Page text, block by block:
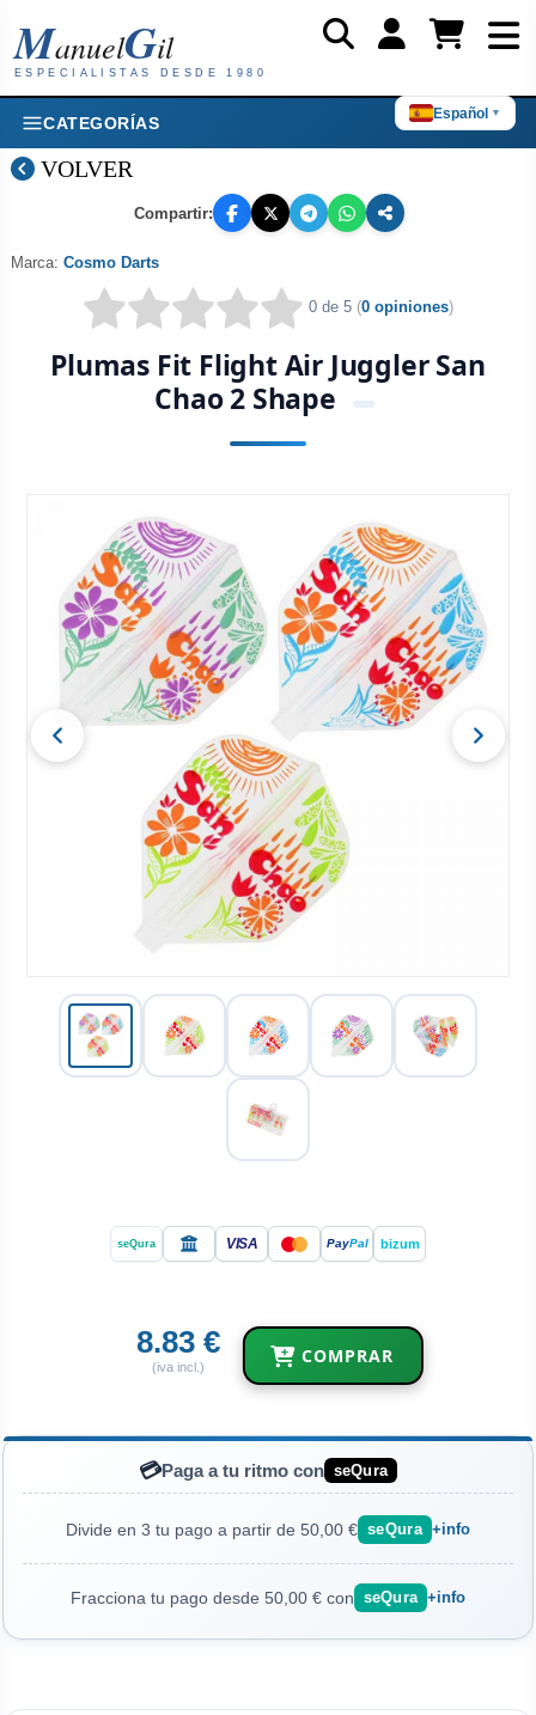
Español ▼
ManuelGil
ESPECIALISTAS DESDE 1980
CATEGORÍAS
VOLVER
Compartir:
seQura VISA PayPal bizum
8.83 €
(iva incl.) COMPRAR
💳Paga a tu ritmo con seQura
Divide en 3 tu pago a partir de 50,00 € seQura +info
Fracciona tu pago desde 50,00 € con seQura +info
0 de 5 (0 opiniones)
Plumas Fit Flight Air Juggler San
Chao 2 Shape
Marca: Cosmo Darts